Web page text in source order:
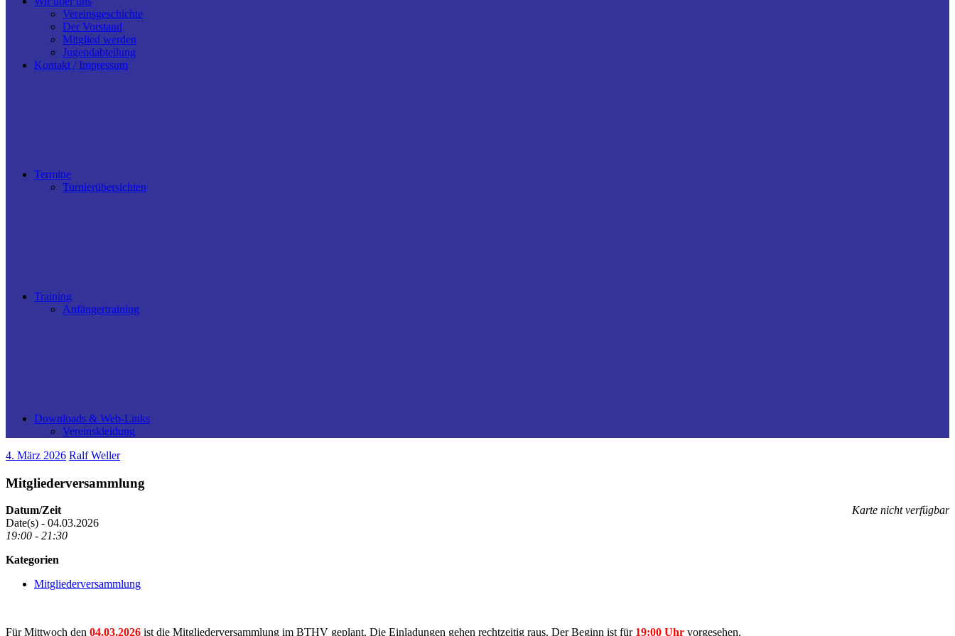
Vereinsgeschichte
Der Vorstand
Mitglied werden
Jugendabteilung
Kontakt / Impressum
Termine
Turnierübersichten
Training
Anfängertraining
Downloads & Web-Links
Vereinskleidung
4. März 2026 Ralf Weller
Mitgliederversammlung
Karte nicht verfügbar
Datum/Zeit
Date(s) - 04.03.2026
19:00 - 21:30
Kategorien
Mitgliederversammlung
Für Mittwoch den 04.03.2026 ist die Mitgliederversammlung im BTHV geplant. Die Einladungen gehen rechtzeitig raus. Der Beginn ist für 19:00 Uhr vorgesehen.